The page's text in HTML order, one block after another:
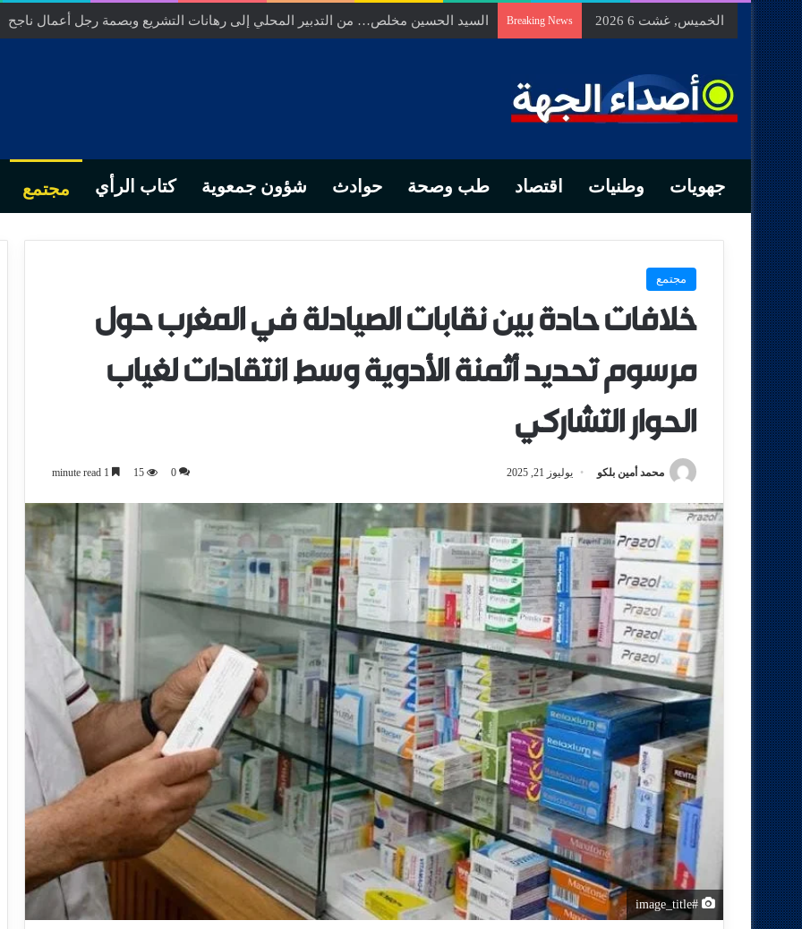
الخميس, غشت 6 2026 Breaking News مهرجان «أناروز» بواحة أفلا إغير ـ تافراوت يحتفي بالتراث والهوية ويعزز إشعاع المنطقة
جهويات وطنيات اقتصاد طب وصحة حوادث شؤون جمعوية كتاب الرأي مجتمع
مجتمع
خلافات حادة بين نقابات الصيادلة في المغرب حول
مرسوم تحديد أثمنة الأدوية وسط انتقادات لغياب
الحوار التشاركي
محمد أمين بلكو يوليوز 21, 2025 0
15
#image_title